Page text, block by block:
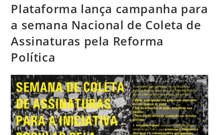
Plataforma lança campanha para
a semana Nacional de Coleta de
Assinaturas pela Reforma
Política